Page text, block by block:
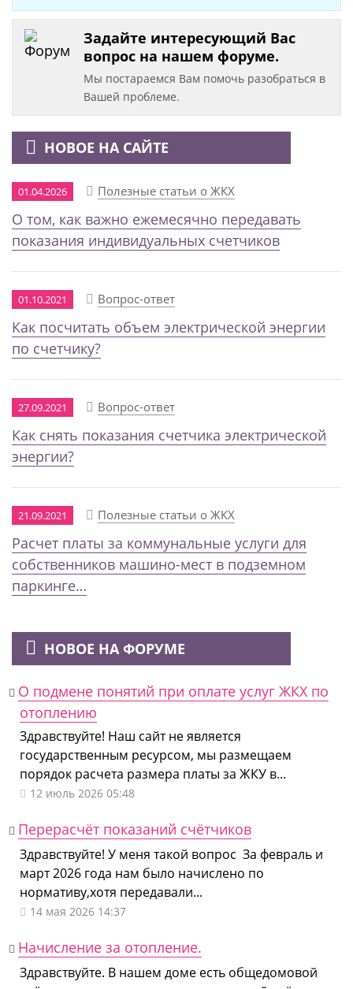
Задайте интересующий Вас
вопрос на нашем форуме.
Мы постараемся Вам помочь разобраться в
Вашей проблеме.
НОВОЕ НА САЙТЕ
01.04.2026 Полезные статьи о ЖКХ
О том, как важно ежемесячно передавать
показания индивидуальных счетчиков
01.10.2021 Вопрос-ответ
Как посчитать объем электрической энергии
по счетчику?
27.09.2021 Вопрос-ответ
Как снять показания счетчика электрической
энергии?
21.09.2021 Полезные статьи о ЖКХ
Расчет платы за коммунальные услуги для
собственников машино-мест в подземном
паркинге…
НОВОЕ НА ФОРУМЕ
О подмене понятий при оплате услуг ЖКХ по
отоплению
Здравствуйте! Наш сайт не является
государственным ресурсом, мы размещаем
порядок расчета размера платы за ЖКУ в...
12 июль 2026 05:48
Перерасчёт показаний счётчиков
Здравствуйте! У меня такой вопрос За февраль и
март 2026 года нам было начислено по
нормативу,хотя передавали...
14 мая 2026 14:37
Начисление за отопление.
Здравствуйте. В нашем доме есть общедомовой